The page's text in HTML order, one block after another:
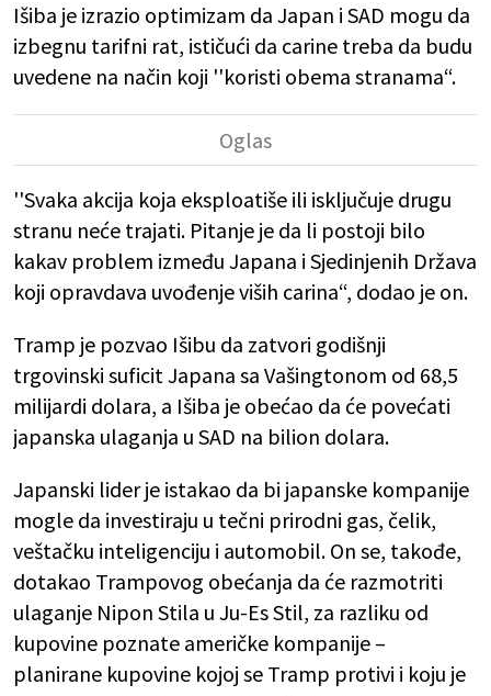
Išiba je izrazio optimizam da Japan i SAD mogu da
izbegnu tarifni rat, ističući da carine treba da budu
uvedene na način koji ''koristi obema stranama“.
''Svaka akcija koja eksploatiše ili isključuje drugu
stranu neće trajati. Pitanje je da li postoji bilo
kakav problem između Japana i Sjedinjenih Država
koji opravdava uvođenje viših carina“, dodao je on.
Tramp je pozvao Išibu da zatvori godišnji
trgovinski suficit Japana sa Vašingtonom od 68,5
milijardi dolara, a Išiba je obećao da će povećati
japanska ulaganja u SAD na bilion dolara.
Japanski lider je istakao da bi japanske kompanije
mogle da investiraju u tečni prirodni gas, čelik,
veštačku inteligenciju i automobil. On se, takođe,
dotakao Trampovog obećanja da će razmotriti
ulaganje Nipon Stila u Ju-Es Stil, za razliku od
kupovine poznate američke kompanije –
planirane kupovine kojoj se Tramp protivi i koju je